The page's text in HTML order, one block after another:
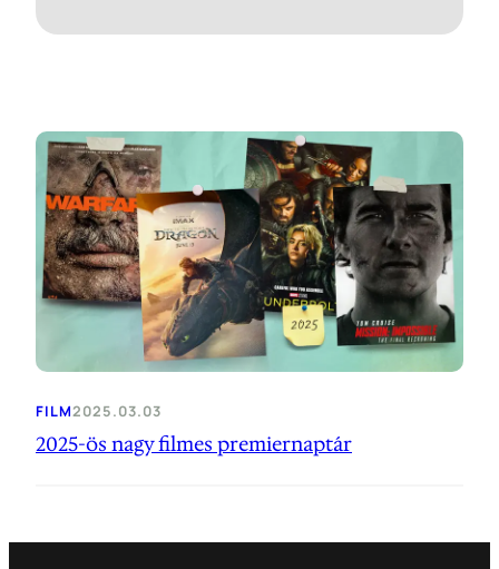
FILM2025.03.03
2025-ös nagy filmes premiernaptár